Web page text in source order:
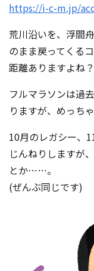
https://i-c-m.jp/
荒川沿いを、浮間
のまま戻ってくる
距離ありますよね
フルマラソンは過
りますが、めっち
10月のレガシー、
じんねりしますが
とか……。
(ぜんぶ同じです)